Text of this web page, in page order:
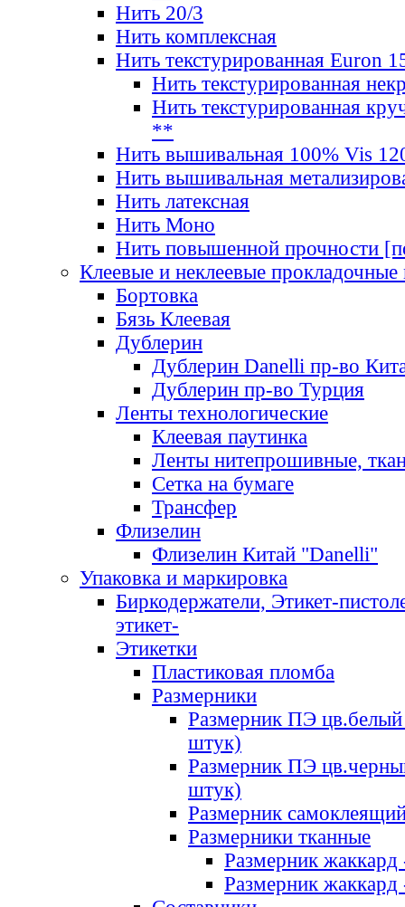
Нить 20/3
Нить комплексная
Нить текстурированная Euron
Нить текстурированная
Нить текстурированная
**
Нить вышивальная 100% Vis
Нить вышивальная
Нить латексная
Нить Моно
Нить повышенной прочности
Клеевые и неклеевые прокладочные
Бортовка
Бязь Клеевая
Дублерин
Дублерин Danelli пр-во
Дублерин пр-во Турция
Ленты технологические
Клеевая паутинка
Ленты нитепрошивные,
Сетка на бумаге
Трансфер
Флизелин
Флизелин Китай "Danelli"
Упаковка и маркировка
Биркодержатели, Этикет-
этикет-
Этикетки
Пластиковая пломба
Размерники
Размерник ПЭ цв.белый
штук)
Размерник ПЭ
штук)
Размерник
Размерники тканные
Размерник
Размерник